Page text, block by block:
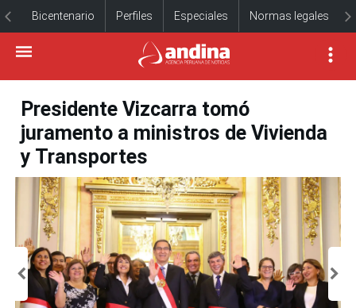
Bicentenario Perfiles Especiales Normas legales
Presidente Vizcarra tomó
juramento a ministros de Vivienda
y Transportes